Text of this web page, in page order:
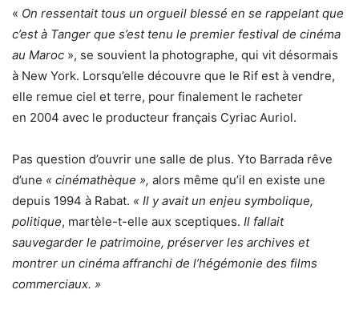
« On ressentait tous un orgueil blessé en se rappelant que
c’est à Tanger que s’est tenu le premier festival de cinéma
au Maroc », se souvient la photographe, qui vit désormais
à New York. Lorsqu’elle découvre que le Rif est à vendre,
elle remue ciel et terre, pour finalement le racheter
en 2004 avec le producteur français Cyriac Auriol.
Pas question d’ouvrir une salle de plus. Yto Barrada rêve
d’une « cinémathèque », alors même qu’il en existe une
depuis 1994 à Rabat. « Il y avait un enjeu symbolique,
politique, martèle-t-elle aux sceptiques. Il fallait
sauvegarder le patrimoine, préserver les archives et
montrer un cinéma affranchi de l’hégémonie des films
commerciaux. »